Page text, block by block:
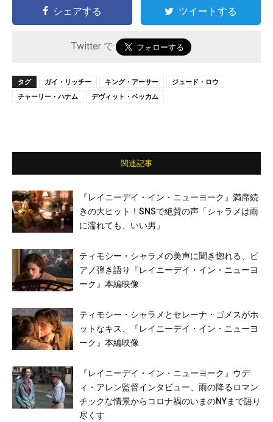
シェアする ツイートする
Twitter で
タグ ガイ・リッチー キング・アーサー
ジュード・ロウ
チャーリー・ハナム
デヴィット・ベッカム
関連記事
『レイニーデイ・イン・ニューヨーク』満席続
きの大ヒット！SNSで絶賛の声「シャラメは雨
に濡れても、いい男」
ティモシー・シャラメの美声に聞き惚れる、ピ
アノ弾き語り『レイニーデイ・イン・ニューヨ
ーク』本編映像
ティモシー・シャラメとセレーナ・ゴメスがホ
ットなキス、『レイニーデイ・イン・ニューヨ
ーク』本編映像
『レイニーデイ・イン・ニューヨーク』ウデ
ィ・アレン監督インタビュー、雨の降るロマン
チックな情景からコロナ禍のいまのNYまで語り
尽くす